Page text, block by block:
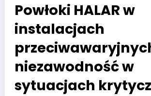
Powłoki HALAR w
instalacjach
niezawodność w
sytuacjach